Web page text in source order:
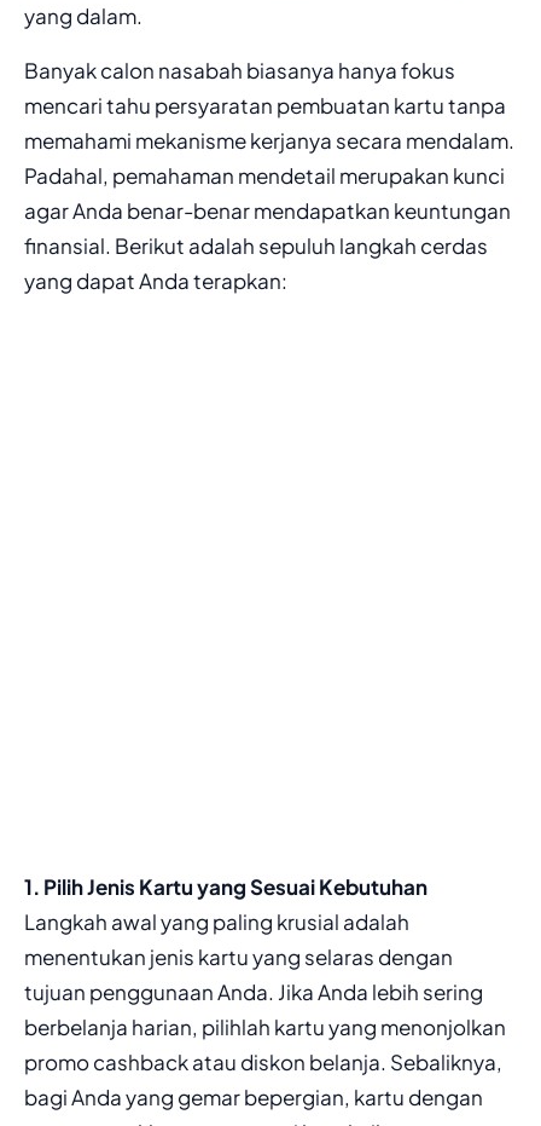
yang dalam.
Banyak calon nasabah biasanya hanya fokus
mencari tahu persyaratan pembuatan kartu tanpa
memahami mekanisme kerjanya secara mendalam.
Padahal, pemahaman mendetail merupakan kunci
agar Anda benar-benar mendapatkan keuntungan
finansial. Berikut adalah sepuluh langkah cerdas
yang dapat Anda terapkan:
1. Pilih Jenis Kartu yang Sesuai Kebutuhan
Langkah awal yang paling krusial adalah
menentukan jenis kartu yang selaras dengan
tujuan penggunaan Anda. Jika Anda lebih sering
berbelanja harian, pilihlah kartu yang menonjolkan
promo cashback atau diskon belanja. Sebaliknya,
bagi Anda yang gemar bepergian, kartu dengan